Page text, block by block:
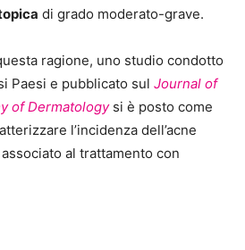
di grado moderato-grave.
ragione, uno studio condotto
Paesi e pubblicato sul Journal of
of Dermatologysi è posto come
l’incidenza dell’acne
al trattamento con